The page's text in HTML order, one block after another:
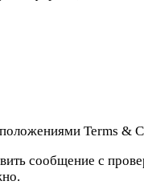
положениями Terms
сообщение с